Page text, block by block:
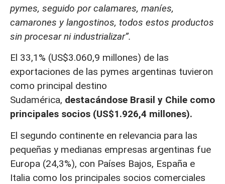
pymes, seguido por calamares, maníes,
camarones y langostinos, todos estos productos
sin procesar ni industrializar”.
El 33,1% (US$3.060,9 millones) de las
exportaciones de las pymes argentinas tuvieron
como principal destino
Sudamérica, destacándose Brasil y Chile como
principales socios (US$1.926,4 millones).
El segundo continente en relevancia para las
pequeñas y medianas empresas argentinas fue
Europa (24,3%), con Países Bajos, España e
Italia como los principales socios comerciales